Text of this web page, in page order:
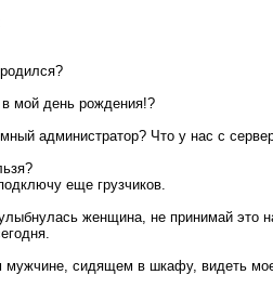
мой день рождения!?
администратор? Что у нас с
еще грузчиков.
женщина, не принимай это
мужчине, сидящем в шкафу, видеть